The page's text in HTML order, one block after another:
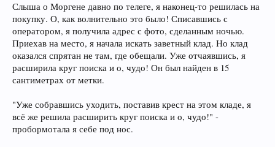
Слыша о Моргене давно по телеге, я наконец-то решилась на
покупку. О, как волнительно это было! Списавшись с
оператором, я получила адрес с фото, сделанным ночью.
Приехав на место, я начала искать заветный клад. Но клад
оказался спрятан не там, где обещали. Уже отчаявшись, я
расширила круг поиска и о, чудо! Он был найден в 15
сантиметрах от метки.
"Уже собравшись уходить, поставив крест на этом кладе, я
всё же решила расширить круг поиска и о, чудо!" -
пробормотала я себе под нос.